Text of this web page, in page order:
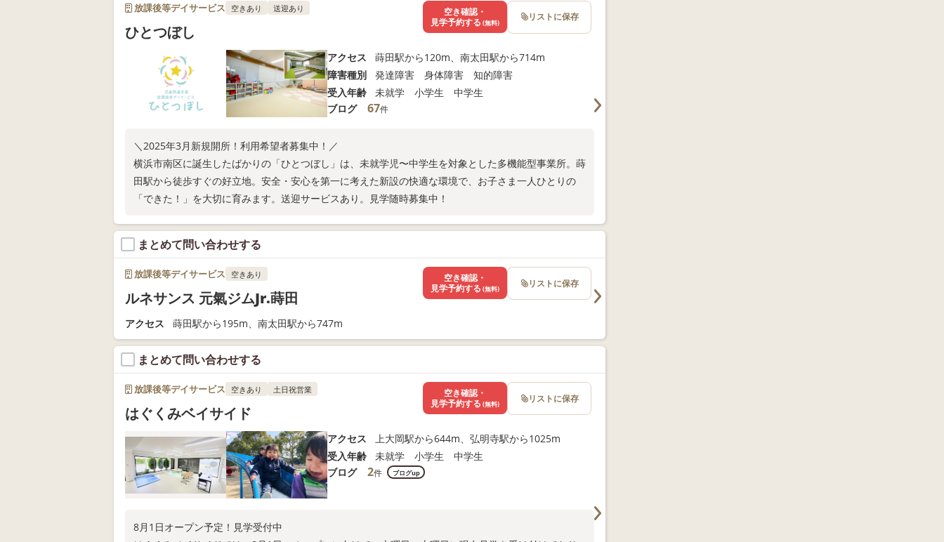
放課後等デイサービス 空きあり 送迎あり
ひとつぼし
アクセス
蒔田駅から120m、南太田駅から714m
障害種別
発達障害 身体障害 知的障害
受入年齢
未就学 小学生 中学生
ブログ
67件
＼2025年3月新規開所！利用希望者募集中！／
横浜市南区に誕生したばかりの「ひとつぼし」は、未就学児〜中学生を対象とした多機能型事業所。蒔
田駅から徒歩すぐの好立地。安全・安心を第一に考えた新設の快適な環境で、お子さま一人ひとりの
「できた！」を大切に育みます。送迎サービスあり。見学随時募集中！
空き確認・
見学予約する (無料) リストに保存
まとめて問い合わせする
放課後等デイサービス 空きあり
ルネサンス 元氣ジムJr.蒔田
アクセス 蒔田駅から195m、南太田駅から747m
空き確認・
見学予約する (無料) リストに保存
まとめて問い合わせする
放課後等デイサービス 空きあり 土日祝営業
はぐくみベイサイド
アクセス
上大岡駅から644m、弘明寺駅から1025m
受入年齢
未就学 小学生 中学生
ブログ
2件 ブログup
8月1日オープン予定！見学受付中
空き確認・
見学予約する (無料) リストに保存